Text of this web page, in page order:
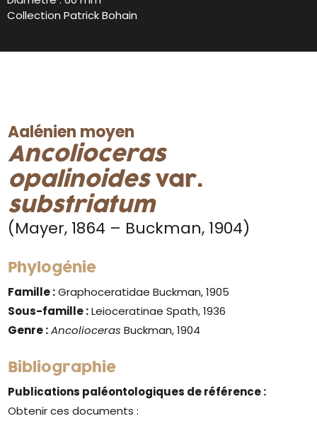
Collection Patrick Bohain
Aalénien moyen
Ancolioceras
opalinoidesvar.
substriatum
(Mayer, 1864 – Buckman, 1904)
Phylogénie
Famille :Graphoceratidae Buckman, 1905
Sous-famille :Leioceratinae Spath, 1936
Genre : Ancolioceras Buckman, 1904
Bibliographie
Publications paléontologiques de référence :
Obtenir ces documents :